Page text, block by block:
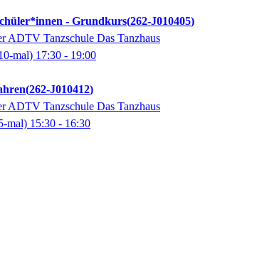
- Grundkurs 262-J010405
ADTV Tanzschule Das Tanzhaus
mal) 17:30 - 19:00
262-J010412
ADTV Tanzschule Das Tanzhaus
mal) 15:30 - 16:30